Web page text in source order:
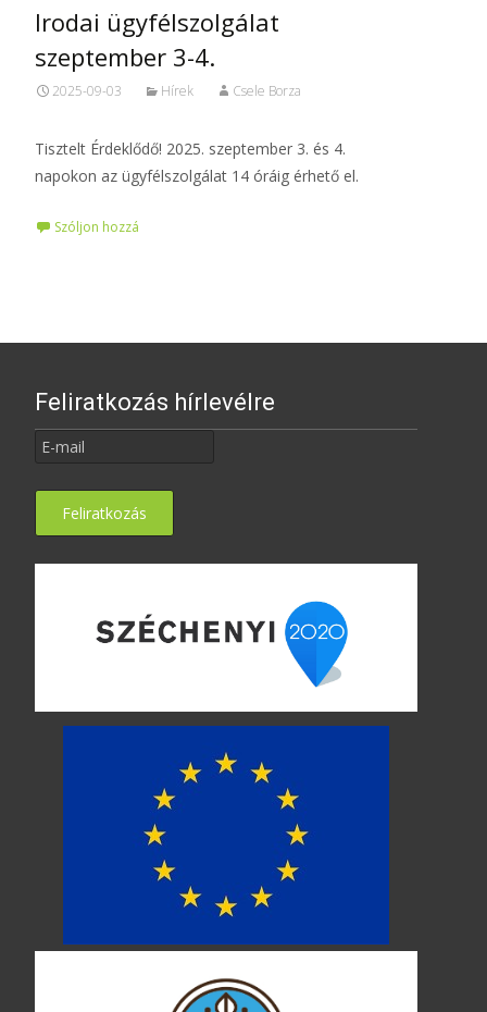
Irodai ügyfélszolgálat
szeptember 3-4.
2025-09-03 Hírek Csele Borza
Tisztelt Érdeklődő! 2025. szeptember 3. és 4.
napokon az ügyfélszolgálat 14 óráig érhető el.
Szóljon hozzá
Feliratkozás hírlevélre